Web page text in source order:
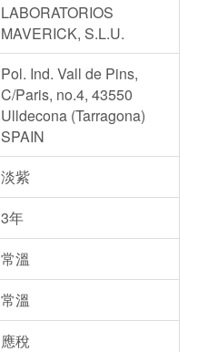
LABORATORIOS
MAVERICK, S.L.U.
Pol. Ind. Vall de Pins,
C/Paris, no.4, 43550
Ulldecona (Tarragona)
SPAIN
淡紫
3年
常溫
常溫
應稅